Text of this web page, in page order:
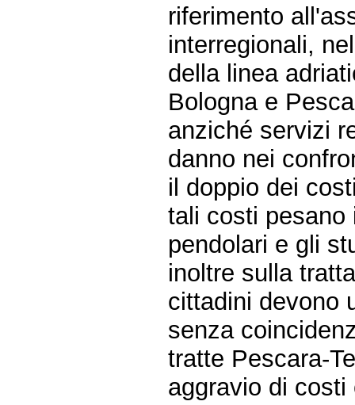
riferimento
interregionali,
della linea
Bologna e
anziché servizi
danno nei
il doppio dei
tali costi pesano
pendolari e gli
inoltre sulla
cittadini devono
senza
tratte Pescara-
aggravio di